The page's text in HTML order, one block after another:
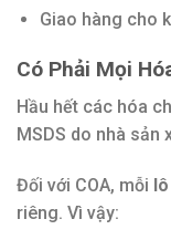
Giao hàng cho
Có Phải Mọi
Hầu hết các hóa
MSDS do nhà sản
Đối với COA, mỗi
riêng. Vì vậy: